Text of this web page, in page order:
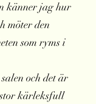
känner jag hur
möter den
som ryms i
och det är
kärleksfull